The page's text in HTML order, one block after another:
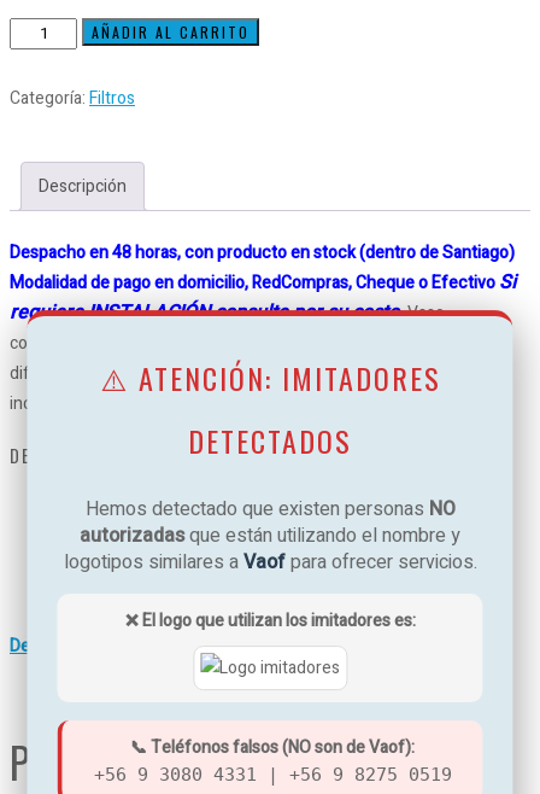
Porta
partículas
pass
3/4"
cantidad
AÑADIR AL CARRITO
Categoría:Filtros
Descripción
Despacho en 48 horas, con producto en stock (dentro de Santiago)
Modalidad de pago en domicilio, RedCompras, Cheque o EfectivoSi
requiere INSTALACIÓN consulte por su costo.Vaso
contenedor para filtro de 10″ con by pass, permite incorporar
diferentes filtros según necesidad (carbón activado, lavable, etc.)
incluye llave de servicio.
DETALLES TÉCNICOS
Tamaño del filtro: 10″
Conexión hidraúlica: 3/4″
Incluye by pass y llave de servicio
Fabricación: Inglaterra
Descargar Ficha Técnica
PRODUCTOS RELACIONADOS
⚠️ ATENCIÓN: IMITADORES
DETECTADOS
Hemos detectado que existen personas NO
autorizadasque están utilizando el nombre y
logotipos similares aVaofpara ofrecer servicios.
❌ El logo que utilizan los imitadores es:
📞 Teléfonos falsos (NO son de Vaof):
+56 9 3080 4331 | +56 9 8275 0519